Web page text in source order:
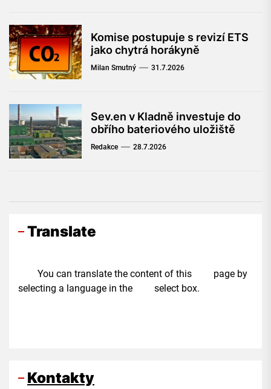
Komise postupuje s revizí ETS
jako chytrá horákyně
Milan Smutný 31.7.2026
Sev.en v Kladně investuje do
obřího bateriového uložiště
Redakce 28.7.2026
Translate
You can translate the content of this page by
selecting a language in the select box.
Kontakty